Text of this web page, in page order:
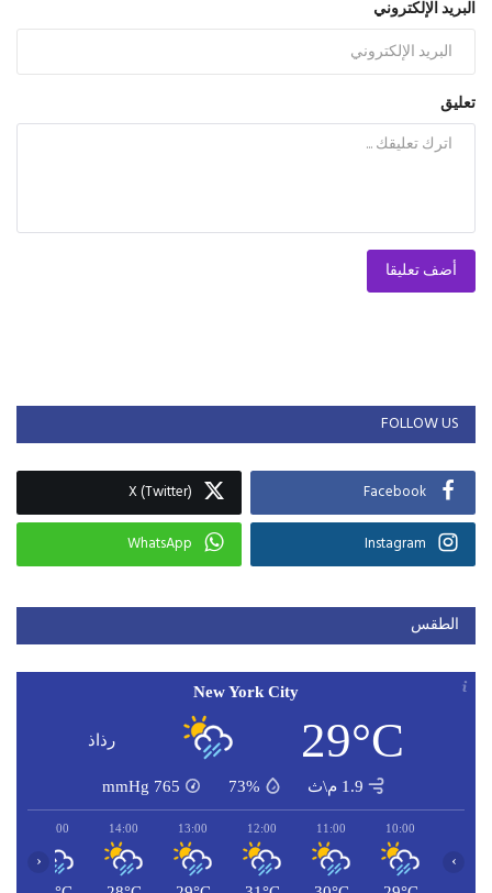
البريد الإلكتروني
تعليق
أضف تعليقا
FOLLOW US
Facebook
X (Twitter)
Instagram
WhatsApp
الطقس
New York City
29°C رذاذ
1.9 م\ث 73%
765
mmHg
10:00
11:00
12:00
13:00
14:00
15:00
‹ ›